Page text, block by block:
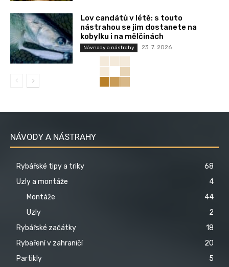
Lov candátů v létě: s touto
nástrahou se jim dostanete na
kobylku i na mělčinách
Návnady a nástrahy 23. 7. 2026
NÁVODY A NÁSTRAHY
Rybářské tipy a triky
68
Uzly a montáže
4
Montáže
44
Uzly
2
Rybářské začátky
18
Rybaření v zahraničí
20
Partikly
5